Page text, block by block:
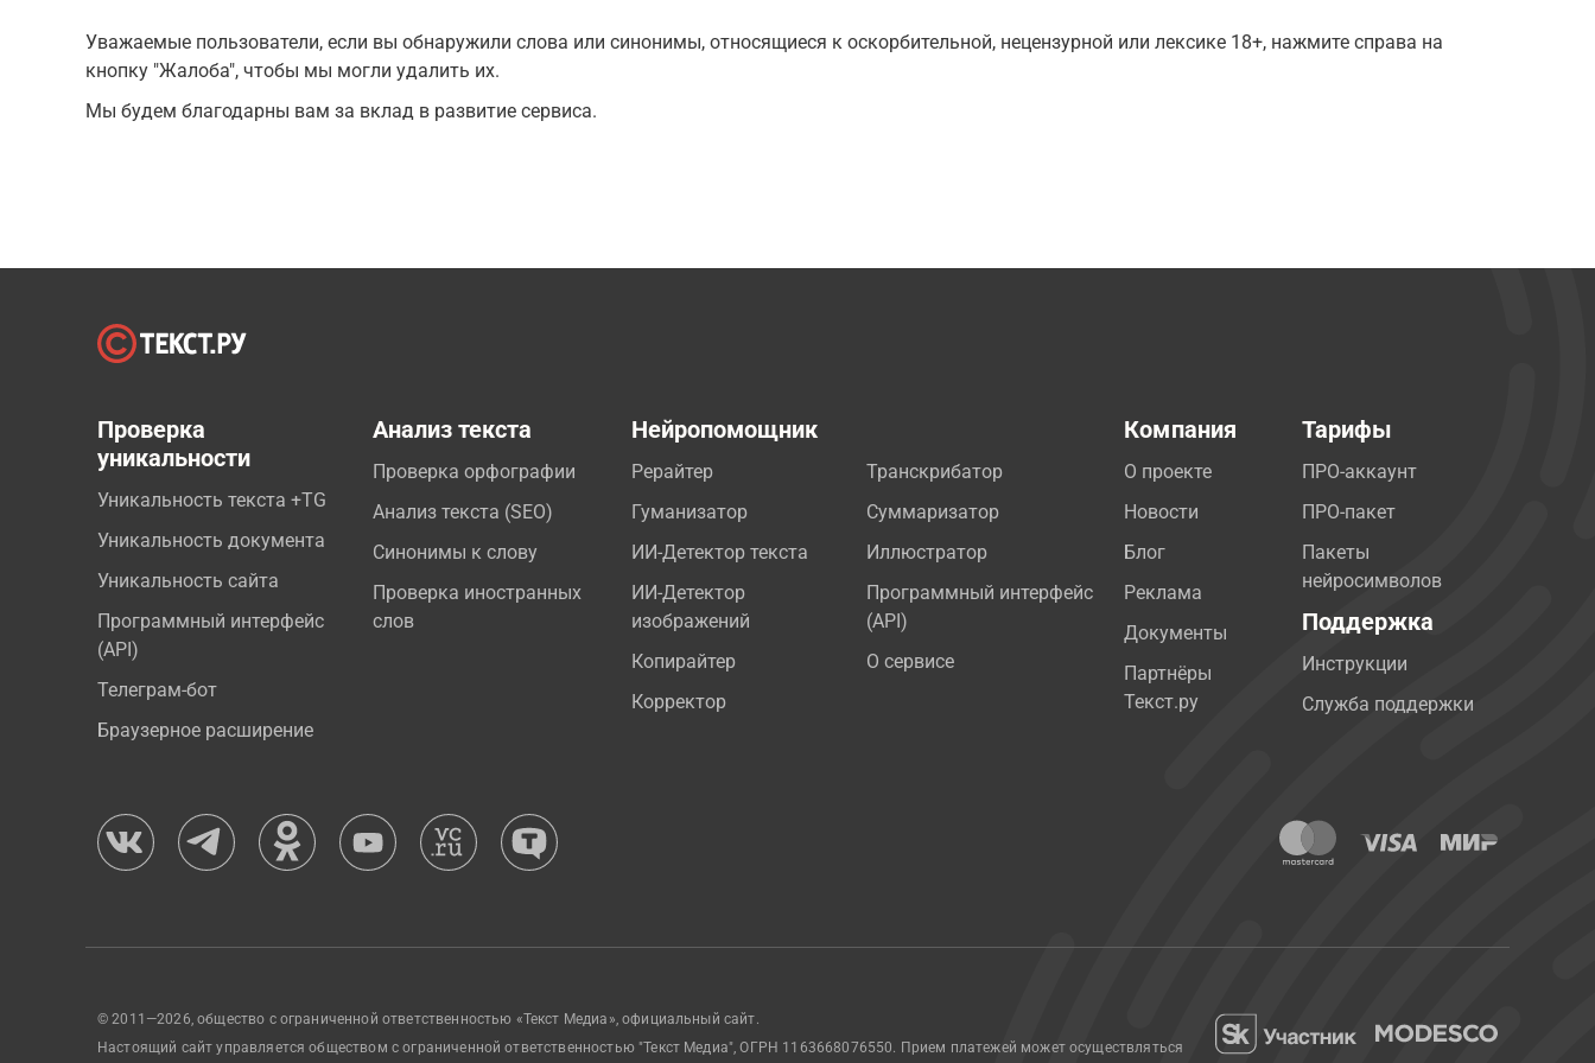
Уважаемые пользователи, если вы обнаружили слова или синонимы, относящиеся к оскорбительной, нецензурной или лексике 18+, нажмите справа на
кнопку "Жалоба", чтобы мы могли удалить их.
Мы будем благодарны вам за вклад в развитие сервиса.
Проверка
уникальности
Уникальность текста +TG
Уникальность документа
Уникальность сайта
Программный интерфейс
(API)
Телеграм-бот
Браузерное расширение
Анализ текста
Проверка орфографии
Анализ текста (SEO)
Синонимы к слову
Проверка иностранных
слов
Нейропомощник
Рерайтер
Гуманизатор
ИИ-Детектор текста
ИИ-Детектор
изображений
Копирайтер
Корректор
Транскрибатор
Суммаризатор
Иллюстратор
Программный интерфейс
(API)
О сервисе
Компания
О проекте
Новости
Блог
Реклама
Документы
Партнёры
Текст.ру
Тарифы
ПРО-аккаунт
ПРО-пакет
Пакеты
нейросимволов
Поддержка
Инструкции
Служба поддержки
© 2011—2026, общество с ограниченной ответственностью «Текст Медиа», официальный сайт.
Настоящий сайт управляется обществом с ограниченной ответственностью "Текст Медиа", ОГРН 1163668076550. Прием платежей может осуществляться